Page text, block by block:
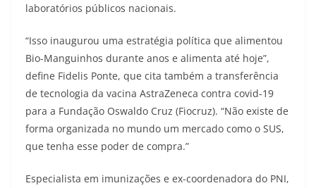
laboratórios públicos nacionais.
“Isso inaugurou uma estratégia política que alimentou
Bio-Manguinhos durante anos e alimenta até hoje”,
define Fidelis Ponte, que cita também a transferência
de tecnologia da vacina AstraZeneca contra covid-19
para a Fundação Oswaldo Cruz (Fiocruz). “Não existe de
forma organizada no mundo um mercado como o SUS,
que tenha esse poder de compra.”
Especialista em imunizações e ex-coordenadora do PNI,